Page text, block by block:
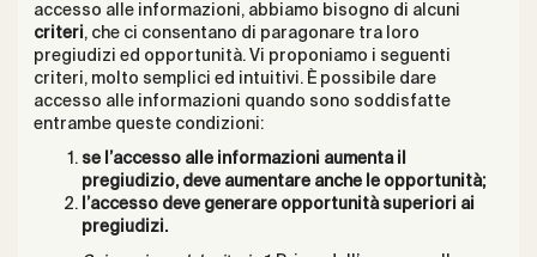
accesso alle informazioni, abbiamo bisogno di alcuni
criteri, che ci consentano di paragonare tra loro
pregiudizi ed opportunità. Vi proponiamo i seguenti
criteri, molto semplici ed intuitivi. È possibile dare
accesso alle informazioni quando sono soddisfatte
entrambe queste condizioni:
se l’accesso alle informazioni aumenta il
pregiudizio, deve aumentare anche le opportunità;
l’accesso deve generare opportunità superiori ai
pregiudizi.